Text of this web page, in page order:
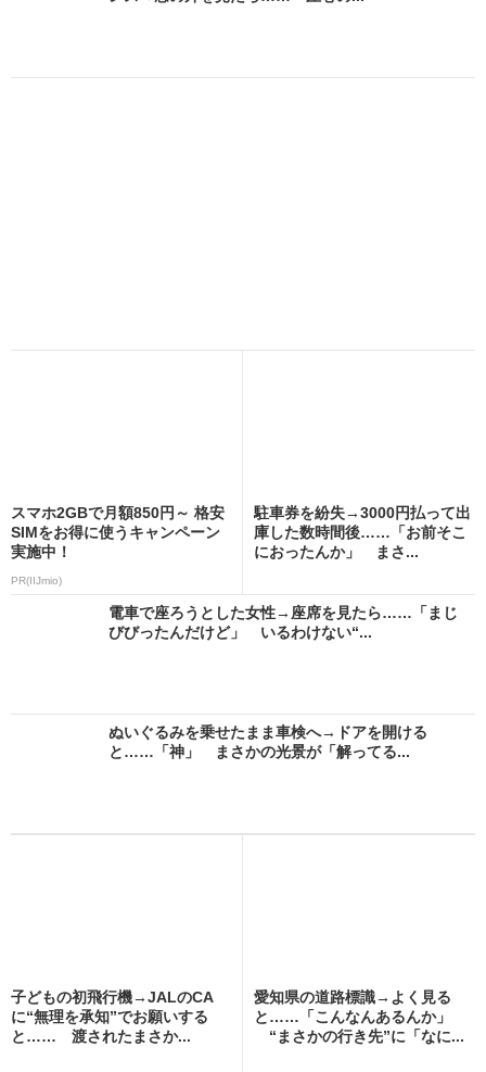
スマホ2GBで月額850円～ 格安
SIMをお得に使うキャンペーン
実施中！
PR(IIJmio)
駐車券を紛失→3000円払って出
庫した数時間後……「お前そこ
におったんか」 まさ...
電車で座ろうとした女性→座席を見たら……「まじ
びびったんだけど」 いるわけない“...
ぬいぐるみを乗せたまま車検へ→ドアを開ける
と……「神」 まさかの光景が「解ってる...
子どもの初飛行機→JALのCA
に“無理を承知”でお願いする
と…… 渡されたまさか...
愛知県の道路標識→よく見る
と……「こんなんあるんか」
“まさかの行き先”に「なに...